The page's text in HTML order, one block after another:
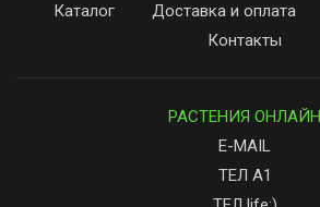
Каталог Доставка и оплата
Контакты
РАСТЕНИЯ ОНЛАЙН
E-MAIL
ТЕЛ А1